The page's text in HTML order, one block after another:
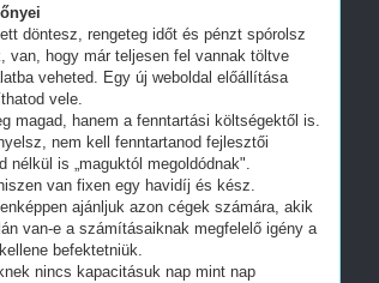
döntesz, rengeteg időt és pénzt spórolsz
van, hogy már teljesen fel vannak töltve
veheted. Egy új weboldal előállítása
vele.
magad, hanem a fenntartási költségektől is.
nem kell fenntartanod fejlesztői
nélkül is „maguktól megoldódnak".
van fixen egy havidíj és kész.
ajánljuk azon cégek számára, akik
van-e a számításaiknak megfelelő igény a
befektetniük.
nincs kapacitásuk nap mint nap